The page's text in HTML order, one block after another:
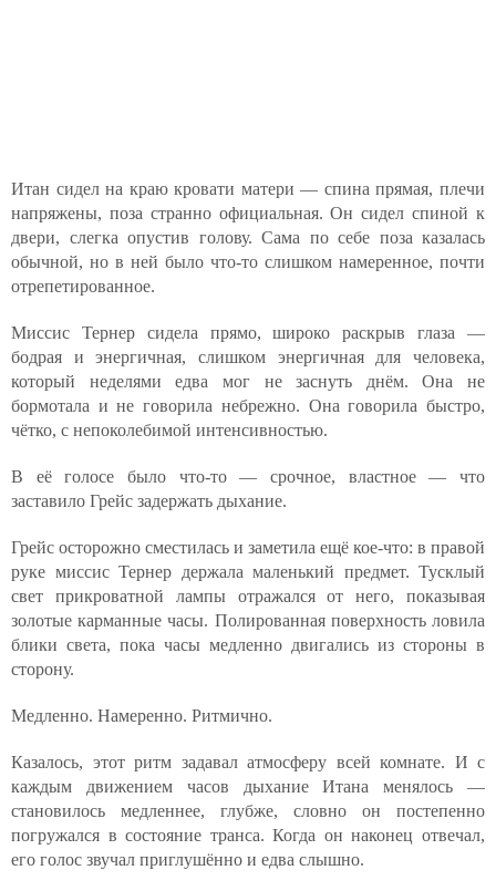
Итан сидел на краю кровати матери — спина прямая, плечи
напряжены, поза странно официальная. Он сидел спиной к
двери, слегка опустив голову. Сама по себе поза казалась
обычной, но в ней было что-то слишком намеренное, почти
отрепетированное.
Миссис Тернер сидела прямо, широко раскрыв глаза —
бодрая и энергичная, слишком энергичная для человека,
который неделями едва мог не заснуть днём. Она не
бормотала и не говорила небрежно. Она говорила быстро,
чётко, с непоколебимой интенсивностью.
В её голосе было что-то — срочное, властное — что
заставило Грейс задержать дыхание.
Грейс осторожно сместилась и заметила ещё кое-что: в правой
руке миссис Тернер держала маленький предмет. Тусклый
свет прикроватной лампы отражался от него, показывая
золотые карманные часы. Полированная поверхность ловила
блики света, пока часы медленно двигались из стороны в
сторону.
Медленно. Намеренно. Ритмично.
Казалось, этот ритм задавал атмосферу всей комнате. И с
каждым движением часов дыхание Итана менялось —
становилось медленнее, глубже, словно он постепенно
погружался в состояние транса. Когда он наконец отвечал,
его голос звучал приглушённо и едва слышно.